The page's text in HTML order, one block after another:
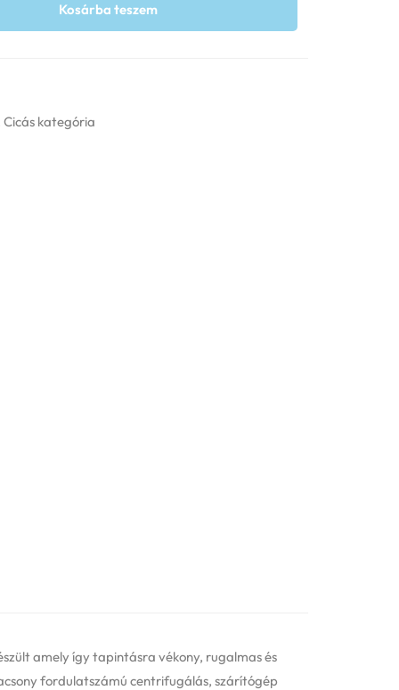
Kosárba teszem
Cicás kategória
amely így tapintásra vékony, rugalmas és
fordulatszámú centrifugálás, szárítógép